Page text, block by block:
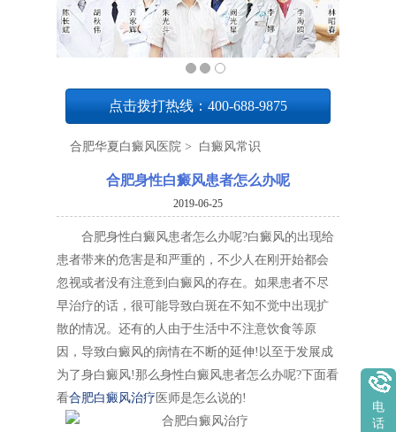
点击拨打热线：400-688-9875
合肥华夏白癜风医院 > 白癜风常识
合肥身性白癜风患者怎么办呢
2019-06-25
合肥身性白癜风患者怎么办呢?白癜风的出现给
患者带来的危害是和严重的，不少人在刚开始都会
忽视或者没有注意到白癜风的存在。如果患者不尽
早治疗的话，很可能导致白斑在不知不觉中出现扩
散的情况。还有的人由于生活中不注意饮食等原
因，导致白癜风的病情在不断的延伸!以至于发展成
为了身白癜风!那么身性白癜风患者怎么办呢?下面看
看合肥白癜风治疗 医师是怎么说的!
电
话